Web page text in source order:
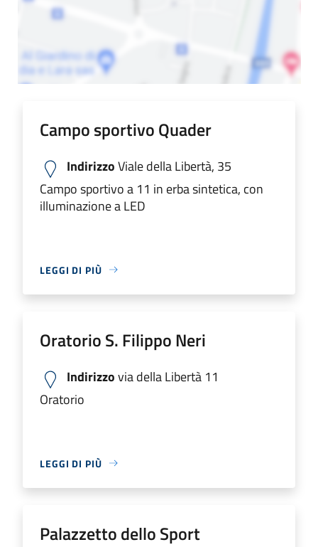
Campo sportivo Quader
IndirizzoViale della Libertà, 35
Campo sportivo a 11 in erba sintetica, con
illuminazione a LED
LEGGI DI PIÙ
Oratorio S. Filippo Neri
Indirizzovia della Libertà 11
Oratorio
LEGGI DI PIÙ
Palazzetto dello Sport